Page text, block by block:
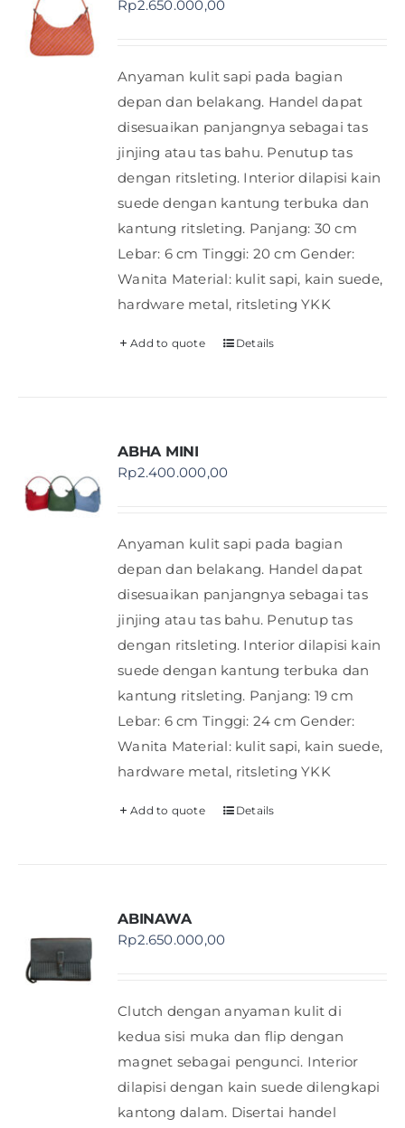
Shop
Rp2.650.000,00
Anyaman kulit sapi pada bagian
depan dan belakang. Handel dapat
disesuaikan panjangnya sebagai tas
jinjing atau tas bahu. Penutup tas
dengan ritsleting. Interior dilapisi kain
suede dengan kantung terbuka dan
kantung ritsleting. Panjang: 30 cm
Lebar: 6 cm Tinggi: 20 cm Gender:
Wanita Material: kulit sapi, kain suede,
hardware metal, ritsleting YKK
Add to quote Details
ABHA MINI
Rp2.400.000,00
Anyaman kulit sapi pada bagian
depan dan belakang. Handel dapat
disesuaikan panjangnya sebagai tas
jinjing atau tas bahu. Penutup tas
dengan ritsleting. Interior dilapisi kain
suede dengan kantung terbuka dan
kantung ritsleting. Panjang: 19 cm
Lebar: 6 cm Tinggi: 24 cm Gender:
Wanita Material: kulit sapi, kain suede,
hardware metal, ritsleting YKK
Add to quote Details
ABINAWA
Rp2.650.000,00
Clutch dengan anyaman kulit di
kedua sisi muka dan flip dengan
magnet sebagai pengunci. Interior
dilapisi dengan kain suede dilengkapi
kantong dalam. Disertai handel